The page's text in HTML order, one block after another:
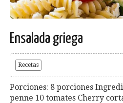
Ensalada griega
Recetas
Porciones: 8 porciones
penne 10 tomates Cherry